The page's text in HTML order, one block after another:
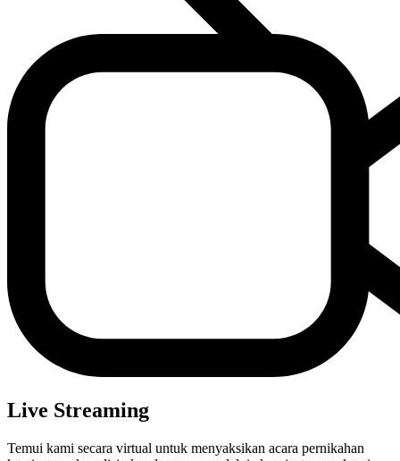
Live Streaming
Temui kami secara virtual untuk menyaksikan acara pernikahan